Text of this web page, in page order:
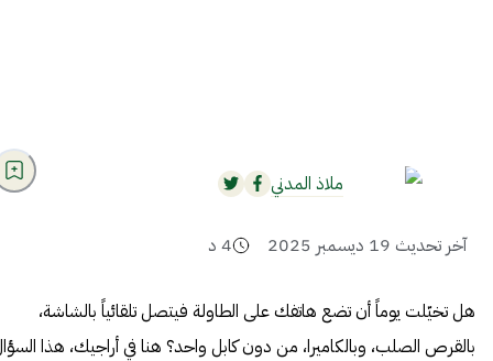
ملاذ المدني
آخر تحديث 19 ديسمبر 2025 4 د
هل تخيّلت يوماً أن تضع هاتفك على الطاولة فيتصل تلقائياً بالشاشة،
بالقرص الصلب، وبالكاميرا، من دون كابل واحد؟ هنا في أراجيك، هذا